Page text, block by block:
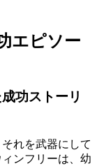
エピソー
功ストーリ
れを武器にして
ンフリーは、幼